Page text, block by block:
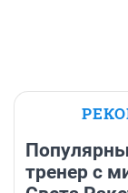
тренер с